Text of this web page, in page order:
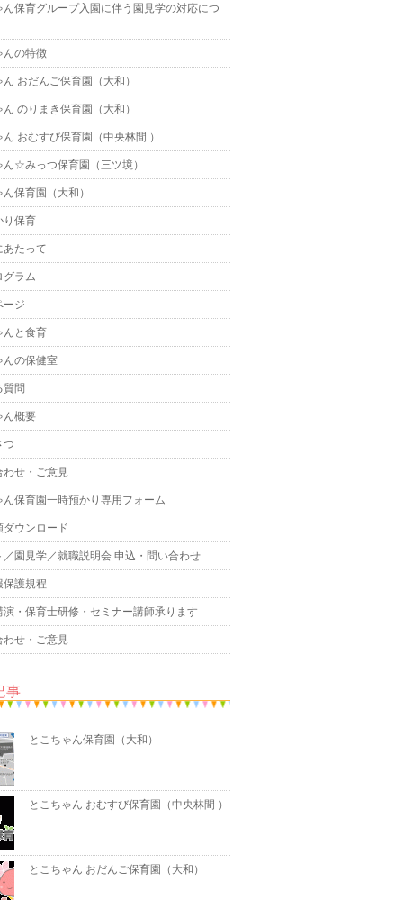
ん保育グループ入園に伴う園見学の対応につ
んの特徴
おだんご保育園（大和）
のりまき保育園（大和）
おむすび保育園（中央林間 ）
ん☆みっつ保育園（三ツ境）
保育園（大和）
り保育
あたって
グラム
ージ
んと食育
んの保健室
質問
ん概要
つ
わせ・ご意見
ん保育園一時預かり専用フォーム
ダウンロード
／園見学／就職説明会 申込・問い合わせ
保護規程
演・保育士研修・セミナー講師承ります
わせ・ご意見
事
とこちゃん保育園（大和）
とこちゃん おむすび保育園（中央林間 ）
とこちゃん おだんご保育園（大和）